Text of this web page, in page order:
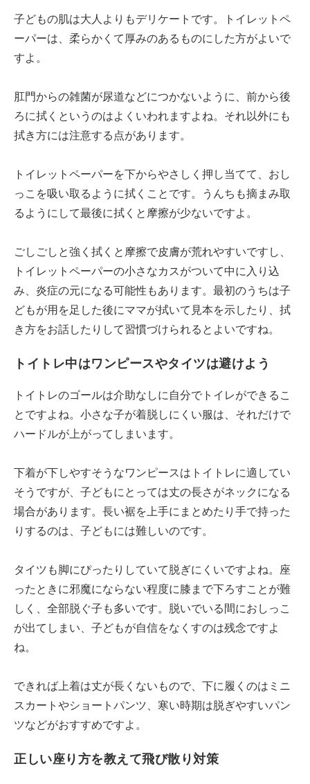
子どもの肌は大人よりもデリケートです。トイレットペ
ーパーは、柔らかくて厚みのあるものにした方がよいで
すよ。
肛門からの雑菌が尿道などにつかないように、前から後
ろに拭くというのはよくいわれますよね。それ以外にも
拭き方には注意する点があります。
トイレットペーパーを下からやさしく押し当てて、おし
っこを吸い取るように拭くことです。うんちも摘まみ取
るようにして最後に拭くと摩擦が少ないですよ。
ごしごしと強く拭くと摩擦で皮膚が荒れやすいですし、
トイレットペーパーの小さなカスがついて中に入り込
み、炎症の元になる可能性もあります。最初のうちは子
どもが用を足した後にママが拭いて見本を示したり、拭
き方をお話したりして習慣づけられるとよいですね。
トイトレ中はワンピースやタイツは避けよう
トイトレのゴールは介助なしに自分でトイレができるこ
とですよね。小さな子が着脱しにくい服は、それだけで
ハードルが上がってしまいます。
下着が下しやすそうなワンピースはトイトレに適してい
そうですが、子どもにとっては丈の長さがネックになる
場合があります。長い裾を上手にまとめたり手で持った
りするのは、子どもには難しいのです。
タイツも脚にぴったりしていて脱ぎにくいですよね。座
ったときに邪魔にならない程度に膝まで下ろすことが難
しく、全部脱ぐ子も多いです。脱いでいる間におしっこ
が出てしまい、子どもが自信をなくすのは残念ですよ
ね。
できれば上着は丈が長くないもので、下に履くのはミニ
スカートやショートパンツ、寒い時期は脱ぎやすいパン
ツなどがおすすめですよ。
正しい座り方を教えて飛び散り対策